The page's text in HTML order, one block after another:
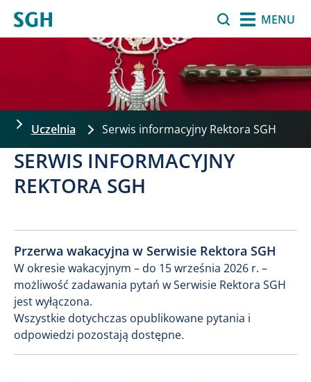
MENU
Uczelnia Serwis informacyjny Rektora SGH
SERWIS INFORMACYJNY
REKTORA SGH
Przerwa wakacyjna w Serwisie Rektora SGH
W okresie wakacyjnym – do 15 września 2026 r. –
możliwość zadawania pytań w Serwisie Rektora SGH
jest wyłączona.
Wszystkie dotychczas opublikowane pytania i
odpowiedzi pozostają dostępne.